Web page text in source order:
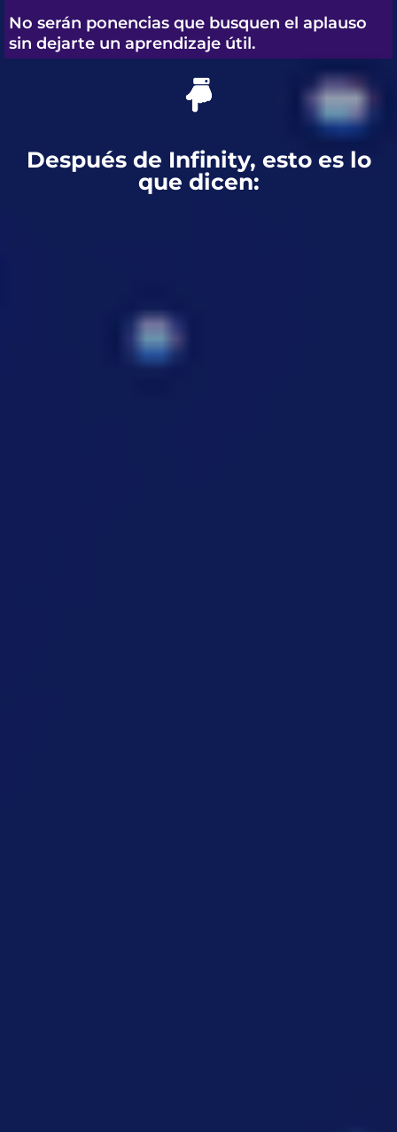
No serán ponencias que busquen el aplauso
sin dejarte un aprendizaje útil.
Después de Infinity, esto es lo
que dicen: